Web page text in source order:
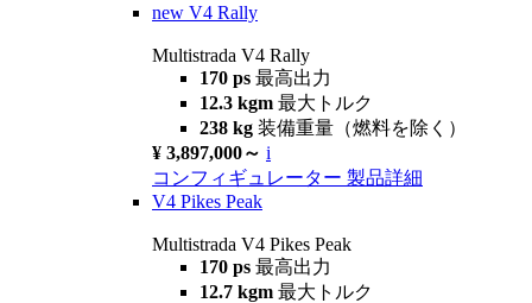
new V4 Rally
Multistrada V4 Rally
170 ps 最高出力
12.3 kgm 最大トルク
238 kg 装備重量（燃料を除く）
¥ 3,897,000～ i
コンフィギュレーター 製品詳細
V4 Pikes Peak
Multistrada V4 Pikes Peak
170 ps 最高出力
12.7 kgm 最大トルク